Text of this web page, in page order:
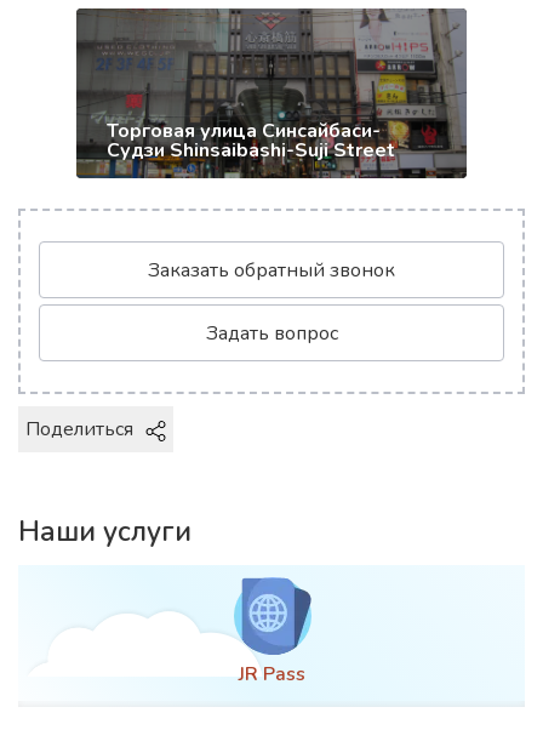
Торговая улица Синсайбаси-
Судзи Shinsaibashi-Suji Street
Заказать обратный звонок
Задать вопрос
Поделиться
Наши услуги
Оформление визы